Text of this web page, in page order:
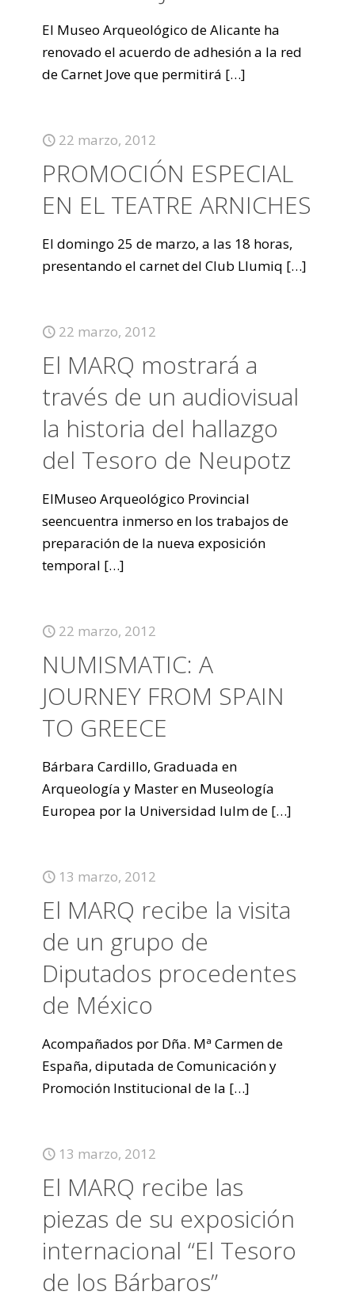
El Museo Arqueológico de Alicante ha
renovado el acuerdo de adhesión a la red
de Carnet Jove que permitirá […]
22 marzo, 2012
PROMOCIÓN ESPECIAL
EN EL TEATRE ARNICHES
El domingo 25 de marzo, a las 18 horas,
presentando el carnet del Club Llumiq […]
22 marzo, 2012
El MARQ mostrará a
través de un audiovisual
la historia del hallazgo
del Tesoro de Neupotz
ElMuseo Arqueológico Provincial
seencuentra inmerso en los trabajos de
preparación de la nueva exposición
temporal […]
22 marzo, 2012
NUMISMATIC: A
JOURNEY FROM SPAIN
TO GREECE
Bárbara Cardillo, Graduada en
Arqueología y Master en Museología
Europea por la Universidad Iulm de […]
13 marzo, 2012
El MARQ recibe la visita
de un grupo de
Diputados procedentes
de México
Acompañados por Dña. Mª Carmen de
España, diputada de Comunicación y
Promoción Institucional de la […]
13 marzo, 2012
El MARQ recibe las
piezas de su exposición
internacional “El Tesoro
de los Bárbaros”